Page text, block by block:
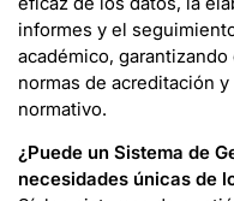
informes y el
académico,
normas de acreditación
normativo.
¿Puede un Sistema de
necesidades únicas de